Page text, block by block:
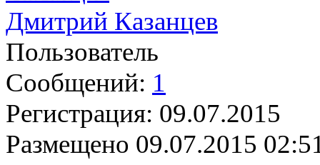
Дмитрий Казанцев
Пользователь
Сообщений: 1
Регистрация: 09.07.2015
Размещено 09.07.2015